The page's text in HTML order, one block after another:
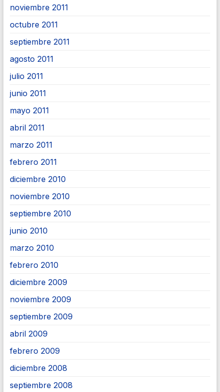
noviembre 2011
octubre 2011
septiembre 2011
agosto 2011
julio 2011
junio 2011
mayo 2011
abril 2011
marzo 2011
febrero 2011
diciembre 2010
noviembre 2010
septiembre 2010
junio 2010
marzo 2010
febrero 2010
diciembre 2009
noviembre 2009
septiembre 2009
abril 2009
febrero 2009
diciembre 2008
septiembre 2008